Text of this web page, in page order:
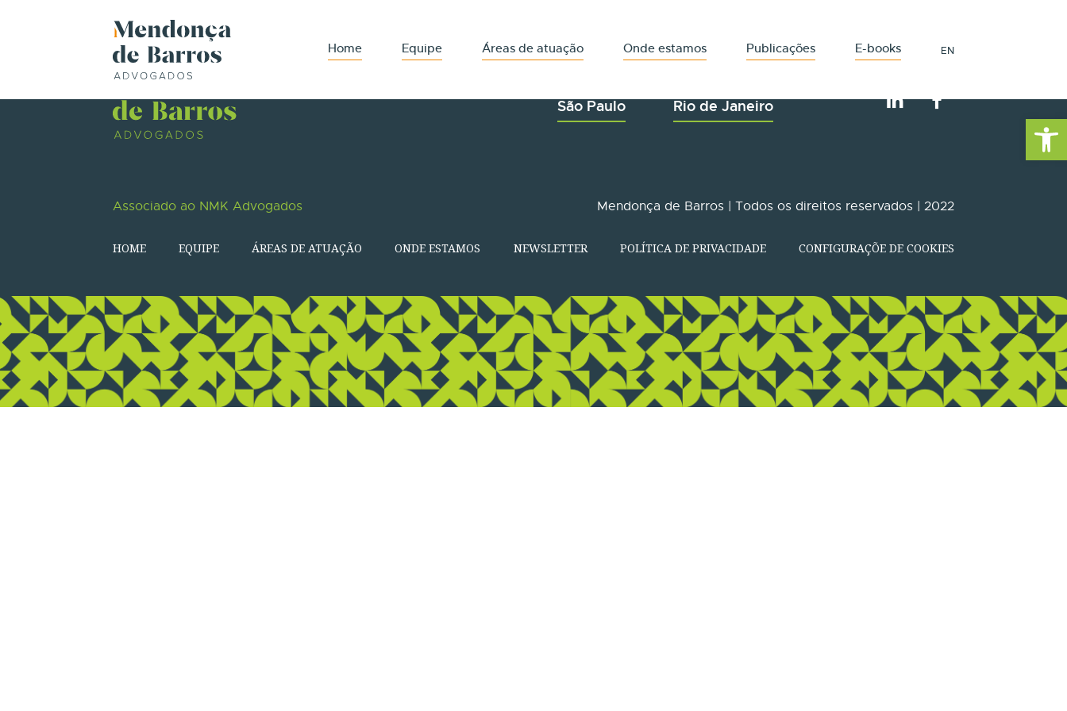
Barra de
Home Equipe Áreas de atuação Onde estamos Publicações E-books EN
São Paulo Rio de Janeiro
Associado ao NMK Advogados Mendonça de Barros | Todos os direitos reservados | 2022
HOME EQUIPE ÁREAS DE ATUAÇÃO ONDE ESTAMOS NEWSLETTER POLÍTICA DE PRIVACIDADE CONFIGURAÇÕE DE COOKIES